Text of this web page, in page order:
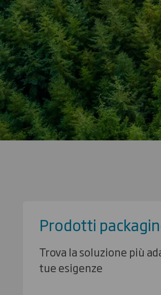
Prodotti
Trova la soluzione più
tue esigenze